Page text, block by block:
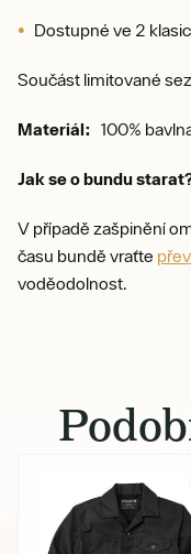
Dostupné ve 2
Součást limitované
Materiál: 100%
Jak se o bundu
V případě zašpinění
času bundě vraťte
voděodolnost.